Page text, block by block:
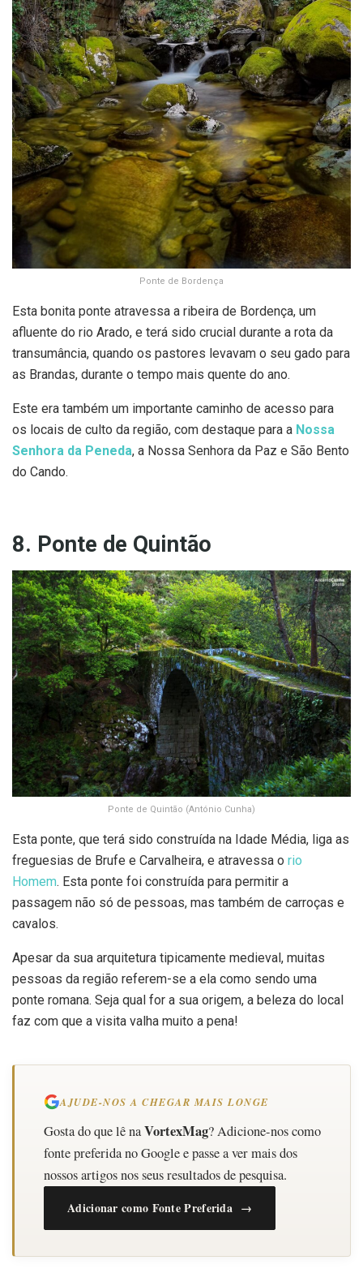
Ponte de Bordença
Esta bonita ponte atravessa a ribeira de Bordença, um
afluente do rio Arado, e terá sido crucial durante a rota da
transumância, quando os pastores levavam o seu gado para
as Brandas, durante o tempo mais quente do ano.
Este era também um importante caminho de acesso para
os locais de culto da região, com destaque para a Nossa
Senhora da Peneda, a Nossa Senhora da Paz e São Bento
do Cando.
8. Ponte de Quintão
Ponte de Quintão (António Cunha)
Esta ponte, que terá sido construída na Idade Média, liga as
freguesias de Brufe e Carvalheira, e atravessa o rio
Homem. Esta ponte foi construída para permitir a
passagem não só de pessoas, mas também de carroças e
cavalos.
Apesar da sua arquitetura tipicamente medieval, muitas
pessoas da região referem-se a ela como sendo uma
ponte romana. Seja qual for a sua origem, a beleza do local
faz com que a visita valha muito a pena!
AJUDE-NOS A CHEGAR MAIS LONGE
Gosta do que lê naVortexMag? Adicione-nos como
fonte preferida no Google e passe a ver mais dos
nossos artigos nos seus resultados de pesquisa.
Adicionar como Fonte Preferida →